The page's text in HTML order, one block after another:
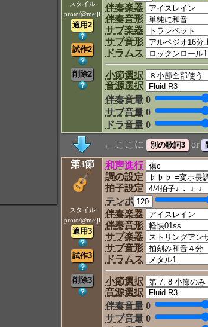
スタイル
proto/@meiji
伴奏楽器
伴奏音形
サブ楽器
サブ音形
ドラムス
小節選択
音源選択
伴奏音量 0
サブ音量 0
ドラ音量 0
← ここに or
第3節
スタイル
proto/@meiji
和声進行
調の設定
拍子設定
テンポ
伴奏楽器
伴奏音形
サブ楽器
サブ音形
ドラムス
小節選択
音源選択
伴奏音量 0
サブ音量 0